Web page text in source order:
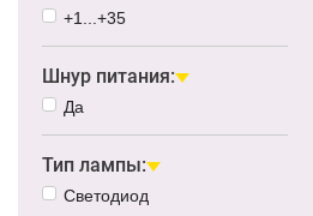
+1...+35
Шнур питания:
Да
Тип лампы:
Светодиод